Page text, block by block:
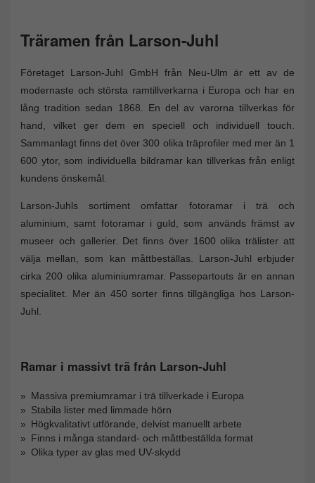
Träramen från Larson-Juhl
Företaget Larson-Juhl GmbH från Neu-Ulm är ett av de
modernaste och största ramtillverkarna i Europa och har en
lång tradition sedan 1868. En del av varorna tillverkas för
hand, vilket ger dem en speciell och individuell touch.
Sammanlagt finns det över 300 olika träprofiler med mer än 1
600 ytor, som individuella bildramar kan tillverkas från enligt
kundens önskemål.
Larson-Juhls sortiment omfattar fotoramar i trä och
aluminium, samt fotoramar i guld, som används främst av
museer och gallerier. Det finns över 1600 olika trälister att
välja mellan, som kan måttbeställas. Larson-Juhl erbjuder
cirka 200 olika aluminiumramar. Passepartouts är en annan
specialitet. Mer än 450 sorter finns tillgängliga hos Larson-
Juhl.
Ramar i massivt trä från Larson-Juhl
Massiva premiumramar i trä tillverkade i Europa
Stabila lister med limmade hörn
Högkvalitativt utförande, delvist manuellt arbete
Finns i många standard- och måttbeställda format
Olika typer av glas med UV-skydd